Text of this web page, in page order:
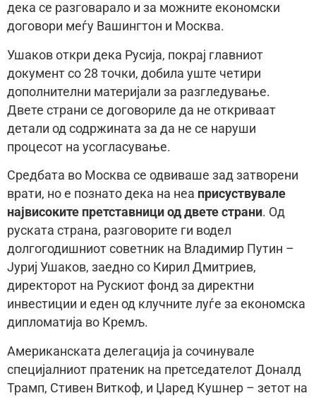
дека се разговарало и за можните економски
договори меѓу Вашингтон и Москва.
Ушаков откри дека Русија, покрај главниот
документ со 28 точки, добила уште четири
дополнителни материјали за разгледување.
Двете страни се договориле да не откриваат
детали од содржината за да не се наруши
процесот на усогласување.
Средбата во Москва се одвиваше зад затворени
врати, но е познато дека на неа присуствувале
највисоките претставници од двете страни. Од
руската страна, разговорите ги водел
долгогодишниот советник на Владимир Путин –
Јуриј Ушаков, заедно со Кирил Дмитриев,
директорот на Рускиот фонд за директни
инвестиции и еден од клучните луѓе за економска
дипломатија во Кремљ.
Американската делегација ја сочинувале
специјалниот пратеник на претседателот Доналд
Трамп, Стивен Виткоф, и Џаред Кушнер – зетот на